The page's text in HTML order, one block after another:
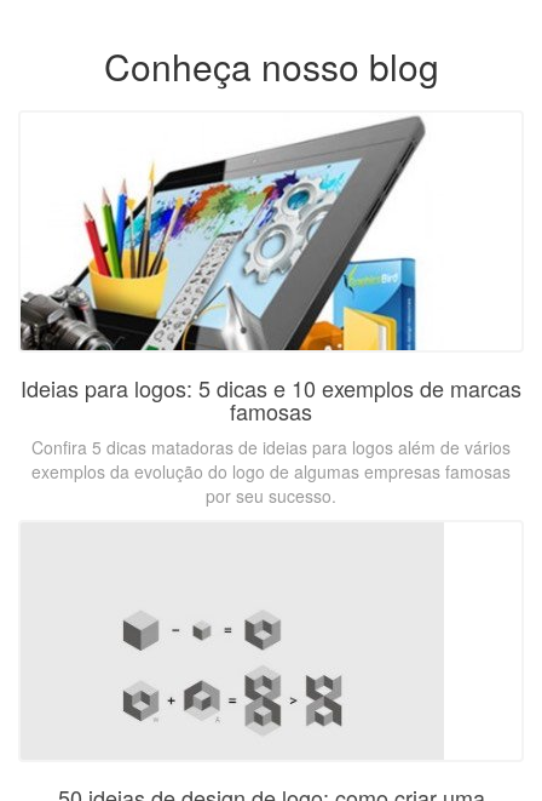
Conheça nosso blog
Ideias para logos: 5 dicas e 10 exemplos de marcas
famosas
Confira 5 dicas matadoras de ideias para logos além de vários
exemplos da evolução do logo de algumas empresas famosas
por seu sucesso.